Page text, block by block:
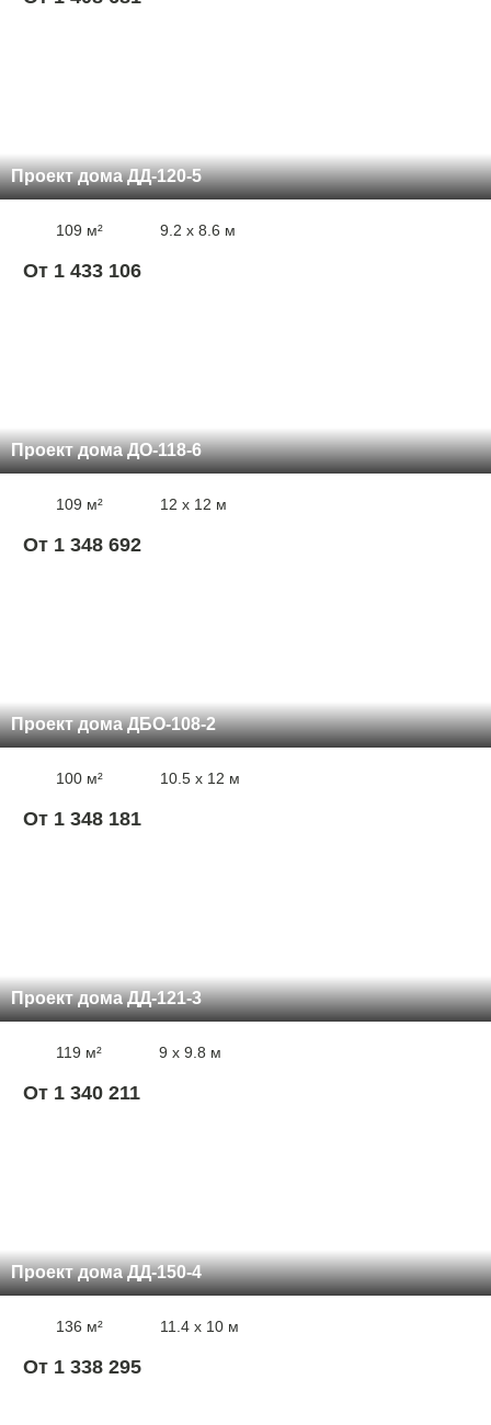
Проект дома ДД-120-5
109 м² 9.2 x 8.6 м
От 1 433 106
Проект дома ДО-118-6
109 м² 12 x 12 м
От 1 348 692
Проект дома ДБО-108-2
100 м² 10.5 x 12 м
От 1 348 181
Проект дома ДД-121-3
119 м² 9 x 9.8 м
От 1 340 211
Проект дома ДД-150-4
136 м² 11.4 x 10 м
От 1 338 295